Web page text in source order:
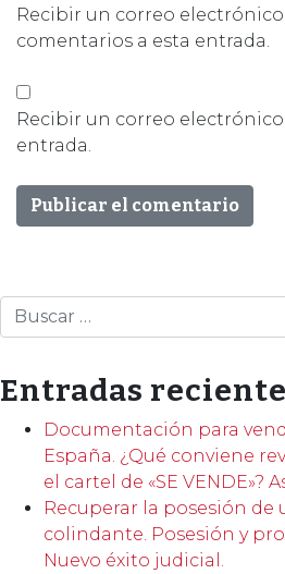
Recibir un correo
comentarios a esta entrada.
Recibir un correo
entrada.
Buscar
Entradas
Documentación para
España. ¿Qué conviene
el cartel de «SE VENDE»?
Recuperar la posesión de
colindante. Posesión y
Nuevo éxito judicial.